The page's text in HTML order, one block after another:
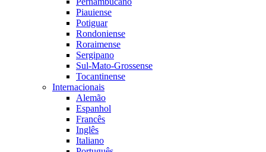
Piauiense
Potiguar
Rondoniense
Roraimense
Sergipano
Sul-Mato-Grossense
Tocantinense
Internacionais
Alemão
Espanhol
Francês
Inglês
Italiano